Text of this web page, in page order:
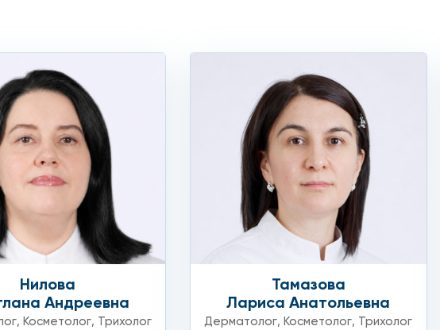
поверхность четко очерчена, а иногда смазана.
Нилова
Андреевна
, Косметолог, Трихолог
Тамазова
Лариса Анатольевна
Дерматолог, Косметолог, Трихолог